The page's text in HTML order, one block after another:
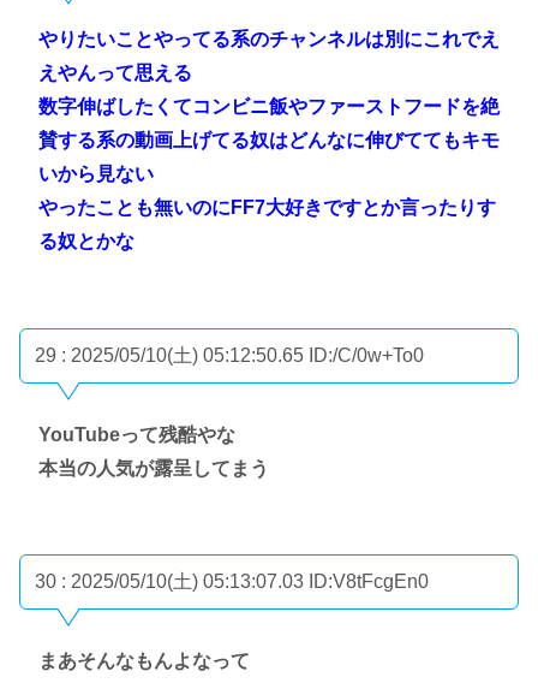
やりたいことやってる系のチャンネルは別にこれでえ
えやんって思える
数字伸ばしたくてコンビニ飯やファーストフードを絶
賛する系の動画上げてる奴はどんなに伸びててもキモ
いから見ない
やったことも無いのにFF7大好きですとか言ったりす
る奴とかな
29 : 2025/05/10(土) 05:12:50.65 ID:/C/0w+To0
YouTubeって残酷やな
本当の人気が露呈してまう
30 : 2025/05/10(土) 05:13:07.03 ID:V8tFcgEn0
まあそんなもんよなって